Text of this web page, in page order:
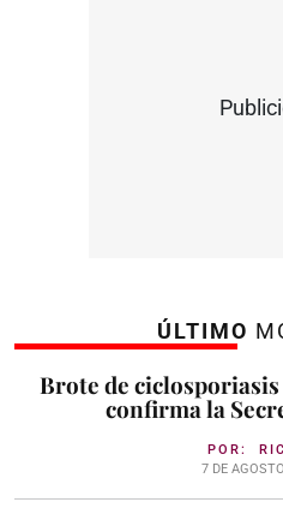
ÚLTIMO
Brote de
confirma la
POR:
7 DE